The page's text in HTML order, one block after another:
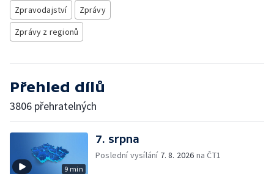
Zpravodajství
Zprávy
Zprávy z regionů
Přehled dílů
3806 přehratelných
9 min
7. srpna
Poslední vysílání 7. 8. 2026 na ČT1